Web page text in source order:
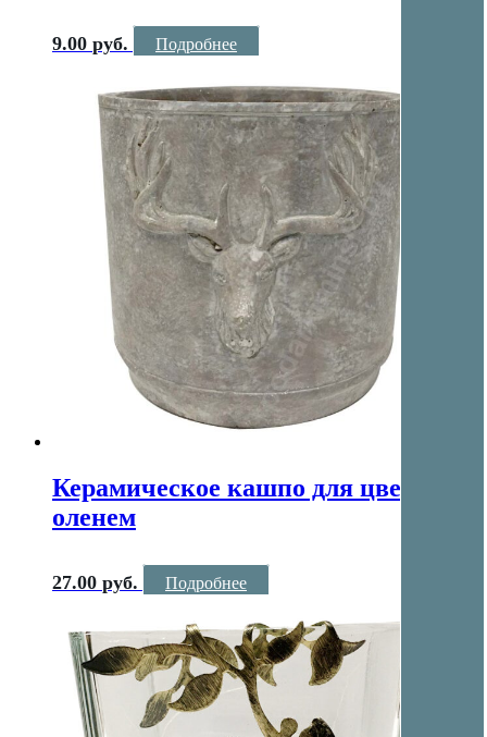
9.00 руб. Подробнее
Керамическое кашпо для цветов с
оленем
27.00 руб. Подробнее